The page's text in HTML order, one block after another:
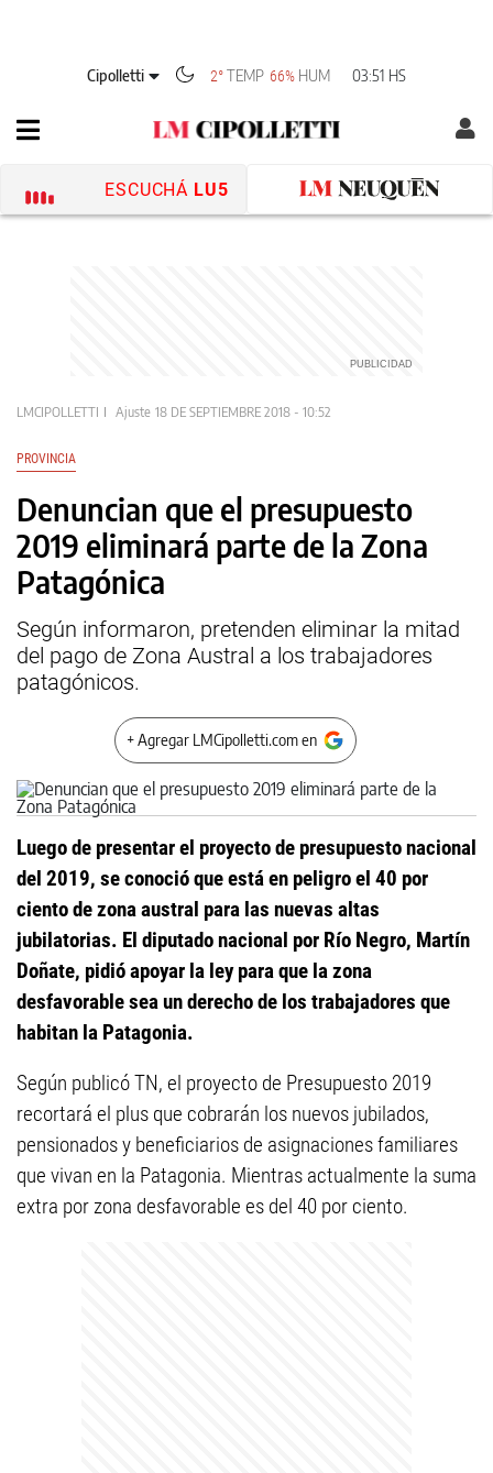
Cipolletti 2° TEMP 66% HUM 03:51 HS
ESCUCHÁ LU5
LMCIPOLLETTI Ajuste 18 DE SEPTIEMBRE 2018 - 10:52
PROVINCIA
Denuncian que el presupuesto
2019 eliminará parte de la Zona
Patagónica
Según informaron, pretenden eliminar la mitad
del pago de Zona Austral a los trabajadores
patagónicos.
+ Agregar LMCipolletti.com en
Luego de presentar el proyecto de presupuesto nacional
del 2019, se conoció que está en peligro el 40 por
ciento de zona austral para las nuevas altas
jubilatorias. El diputado nacional por Río Negro, Martín
Doñate, pidió apoyar la ley para que la zona
desfavorable sea un derecho de los trabajadores que
habitan la Patagonia.
Según publicó TN, el proyecto de Presupuesto 2019
recortará el plus que cobrarán los nuevos jubilados,
pensionados y beneficiarios de asignaciones familiares
que vivan en la Patagonia. Mientras actualmente la suma
extra por zona desfavorable es del 40 por ciento.